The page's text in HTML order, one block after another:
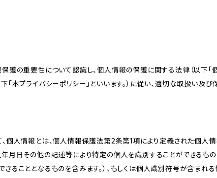
護の重要性について認識し、個人情報の保護に関する法律（以下「
「本プライバシーポリシー」といいます。）に従い、適切な取扱い及び
個人情報とは、個人情報保護法第2条第1項により定義された個人
月日その他の記述等により特定の個人を識別することができるもの
ることとなるものを含みます。）、もしくは個人識別符号が含まれる